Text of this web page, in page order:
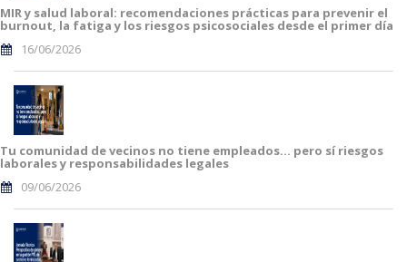
MIR y salud laboral: recomendaciones prácticas para prevenir el
burnout, la fatiga y los riesgos psicosociales desde el primer día
16/06/2026
Tu comunidad de vecinos no tiene empleados… pero sí riesgos
laborales y responsabilidades legales
09/06/2026